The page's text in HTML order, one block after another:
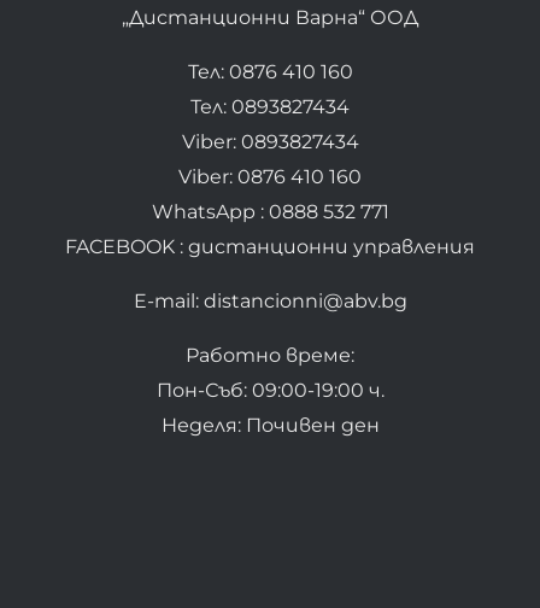
„Дистанционни Варна“ ООД
Тел: 0876 410 160
Тел: 0893827434
Viber: 0893827434
Viber: 0876 410 160
WhatsApp : 0888 532 771
FACEBOOK : дистанционни управления
E-mail: distancionni@abv.bg
Работно време:
Пон-Съб: 09:00-19:00 ч.
Неделя: Почивен ден